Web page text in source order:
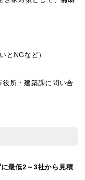
とNGなど）
役所・建築課に問い合
最低2～3社から見積